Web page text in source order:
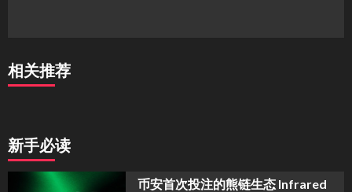
相关推荐
新手必读
币安首次投注的熊链生态 Infrared